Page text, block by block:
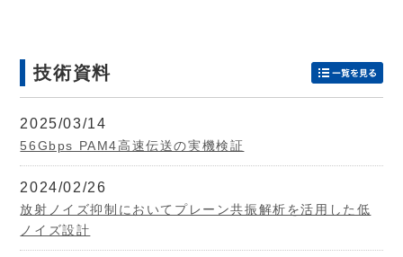
技術資料
2025/03/14
56Gbps PAM4高速伝送の実機検証
2024/02/26
放射ノイズ抑制においてプレーン共振解析を活用した低
ノイズ設計